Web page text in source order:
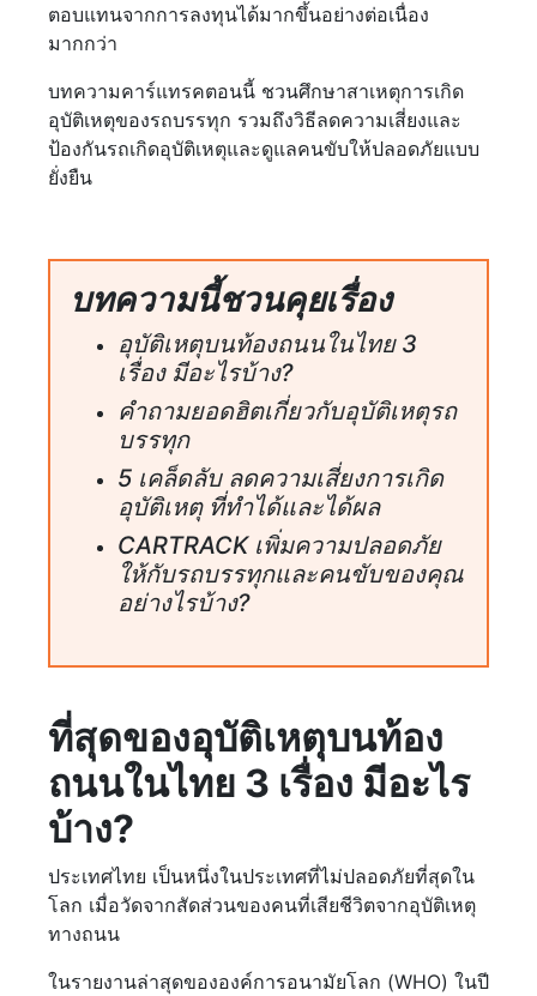
ตอบแทนจากการลงทุนได้มากขึ้นอย่างต่อเนื่อง
มากกว่า
บทความคาร์แทรคตอนนี้ ชวนศึกษาสาเหตุการเกิด
อุบัติเหตุของรถบรรทุก รวมถึงวิธีลดความเสี่ยงและ
ป้องกันรถเกิดอุบัติเหตุและดูแลคนขับให้ปลอดภัยแบบ
ยั่งยืน
บทความนี้ชวนคุยเรื่อง
อุบัติเหตุบนท้องถนนในไทย 3
เรื่อง มีอะไรบ้าง?
คำถามยอดฮิตเกี่ยวกับอุบัติเหตุรถ
บรรทุก
5 เคล็ดลับ ลดความเสี่ยงการเกิด
อุบัติเหตุ ที่ทำได้และได้ผล
CARTRACK เพิ่มความปลอดภัย
ให้กับรถบรรทุกและคนขับของคุณ
อย่างไรบ้าง?
ที่สุดของอุบัติเหตุบนท้อง
ถนนในไทย 3 เรื่อง มีอะไร
บ้าง?
ประเทศไทย เป็นหนึ่งในประเทศที่ไม่ปลอดภัยที่สุดใน
โลก เมื่อวัดจากสัดส่วนของคนที่เสียชีวิตจากอุบัติเหตุ
ทางถนน
ในรายงานล่าสุดขององค์การอนามัยโลก (WHO) ในปี